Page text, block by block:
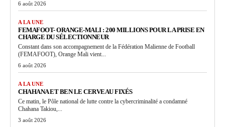
6 août 2026
A LA UNE
FEMAFOOT- ORANGE-MALI : 200 MILLIONS POUR LA PRISE EN
CHARGE DU SÉLECTIONNEUR
Constant dans son accompagnement de la Fédération Malienne de Football
(FEMAFOOT), Orange Mali vient...
6 août 2026
A LA UNE
CHAHANA ET BEN LE CERVEAU FIXÉS
Ce matin, le Pôle national de lutte contre la cybercriminalité a condamné
Chahana Takiou,...
3 août 2026